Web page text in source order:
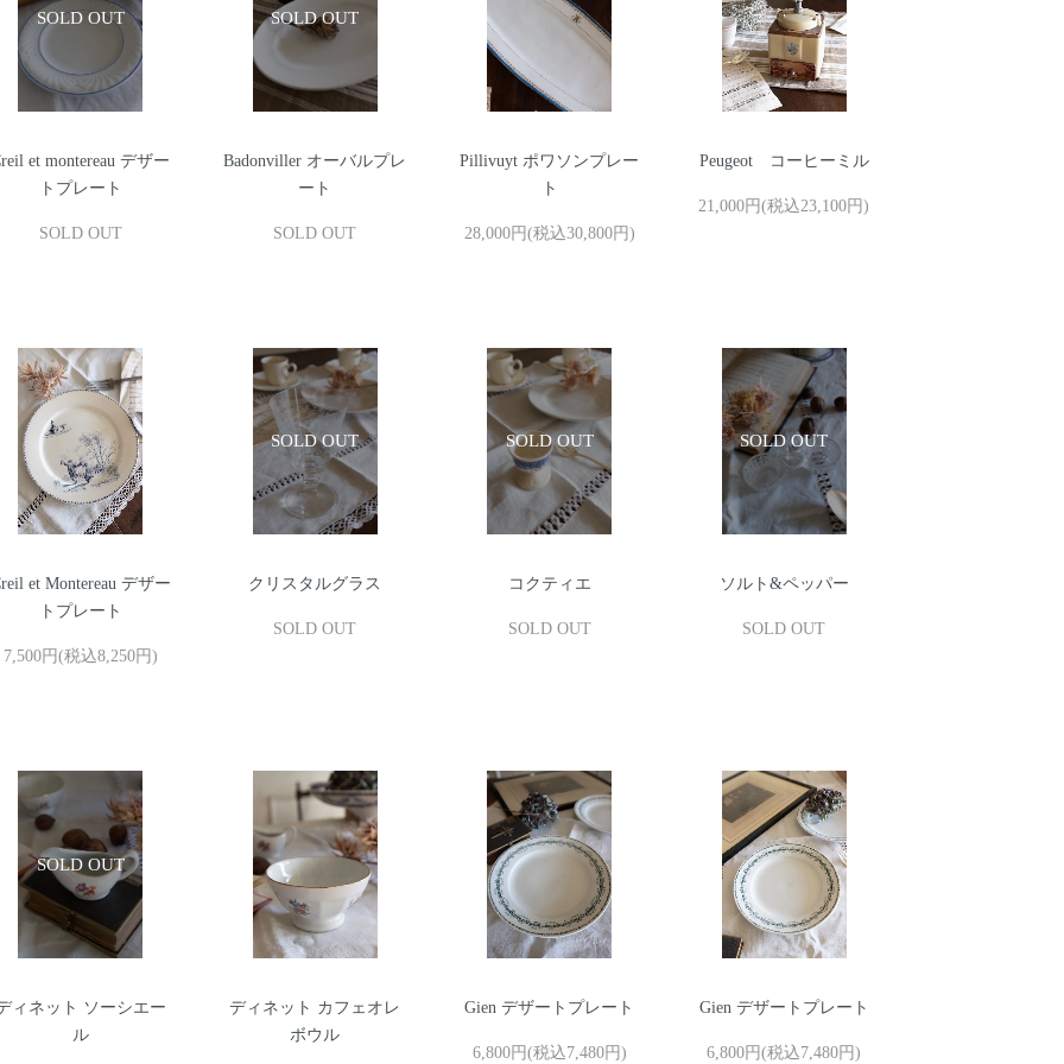
et montereau デザー
トプレート
SOLD OUT
Badonviller オーバルプレ
ート
SOLD OUT
Pillivuyt ポワソンプレー
ト
28,000円(税込30,800円)
Peugeot コーヒーミル
21,000円(税込23,100円)
et Montereau デザー
トプレート
7,500円(税込8,250円)
クリスタルグラス
SOLD OUT
コクティエ
SOLD OUT
ソルト&ペッパー
SOLD OUT
ィネット ソーシエー
ル
ディネット カフェオレ
ボウル
Gien デザートプレート
6,800円(税込7,480円)
Gien デザートプレート
6,800円(税込7,480円)